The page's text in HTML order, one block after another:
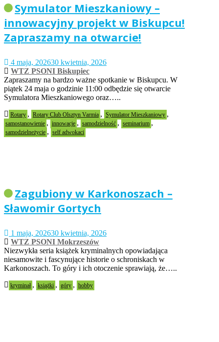
Symulator Mieszkaniowy –
innowacyjny projekt w Biskupcu!
Zapraszamy na otwarcie!
4 maja, 202630 kwietnia, 2026
WTZ PSONI Biskupiec
Zapraszamy na bardzo ważne spotkanie w Biskupcu. W
piątek 24 maja o godzinie 11:00 odbędzie się otwarcie
Symulatora Mieszkaniowego oraz…..
Rotary , Rotary Club Olsztyn Varmia , Symulator Mieszkaniowy ,
samostanowienie , innowacje , samodzielność , seminarium ,
samodzielneżycie , self adwokaci
Zagubiony w Karkonoszach –
Sławomir Gortych
1 maja, 202630 kwietnia, 2026
WTZ PSONI Mokrzeszów
Niezwykła seria książek kryminalnych opowiadająca
niesamowite i fascynujące historie o schroniskach w
Karkonoszach. To góry i ich otoczenie sprawiają, że…..
kryminał , książki , góry , hobby